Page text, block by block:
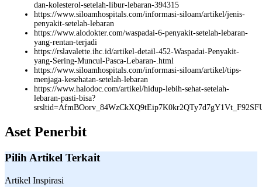
dan-kolesterol-setelah-libur-lebaran-394315
https://www.siloamhospitals.com/informasi-siloam/artikel/jenis-
penyakit-setelah-lebaran
https://www.alodokter.com/waspadai-6-penyakit-setelah-lebaran-
yang-rentan-terjadi
https://rslavalette.ihc.id/artikel-detail-452-Waspadai-Penyakit-
yang-Sering-Muncul-Pasca-Lebaran-.html
https://www.siloamhospitals.com/informasi-siloam/artikel/tips-
menjaga-kesehatan-setelah-lebaran
https://www.halodoc.com/artikel/hidup-lebih-sehat-setelah-
lebaran-pasti-bisa?
Aset Penerbit
Pilih Artikel Terkait
Artikel Inspirasi